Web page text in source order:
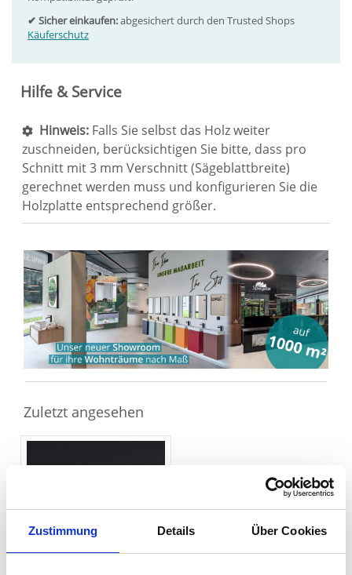
Zustimmung Details Über Cookies
Sie haben gelesen: Siebdruck Platte Sieb/Film BFU 24
Hilfe & Service
Hinweis: Falls Sie selbst das Holz weiter
zuschneiden, berücksichtigen Sie bitte, dass pro
Schnitt mit 3 mm Verschnitt (Sägeblattbreite)
gerechnet werden muss und konfigurieren Sie die
Holzplatte entsprechend größer.
✔ Sicher einkaufen:abgesichert durch den Trusted Shops
Käuferschutz
Zuletzt angesehen